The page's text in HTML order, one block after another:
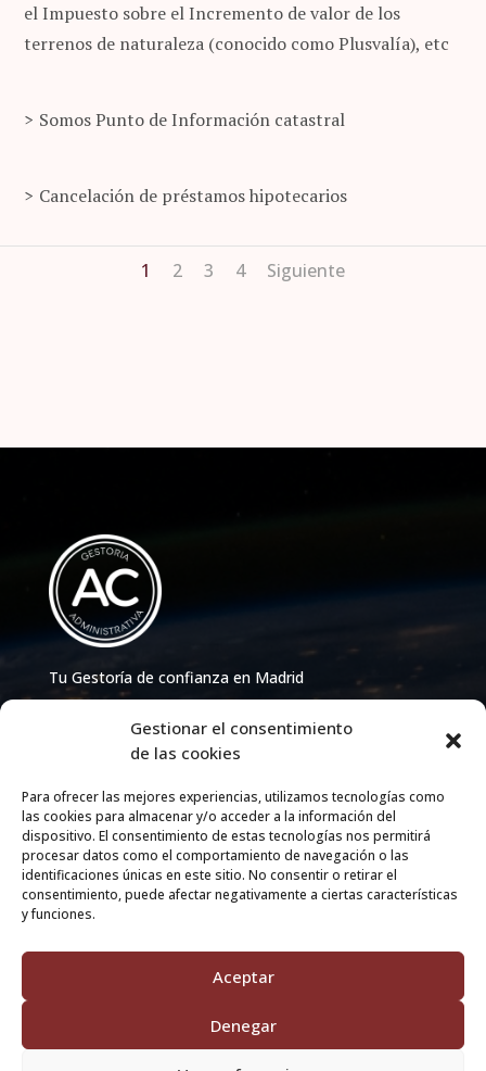
Gestionar el consentimiento
de las cookies
Para ofrecer las mejores experiencias, utilizamos tecnologías como
las cookies para almacenar y/o acceder a la información del
dispositivo. El consentimiento de estas tecnologías nos permitirá
procesar datos como el comportamiento de navegación o las
identificaciones únicas en este sitio. No consentir o retirar el
consentimiento, puede afectar negativamente a ciertas características
y funciones.
Aceptar
Denegar
el Impuesto sobre el Incremento de valor de los
terrenos de naturaleza (conocido como Plusvalía), etc
Somos Punto de Información catastral
Cancelación de préstamos hipotecarios
1 2 3 4 Siguiente
Tu Gestoría de confianza en Madrid
913 86 65 33–info@acgestoria.com
Facebook
Instagram
LinkedIn
Explora
Inicio
Servicios